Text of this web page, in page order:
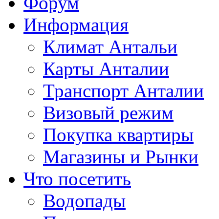
Информация
Климат Антальи
Карты Анталии
Транспорт Анталии
Визовый режим
Покупка квартиры
Магазины и Рынки
Что посетить
Водопады